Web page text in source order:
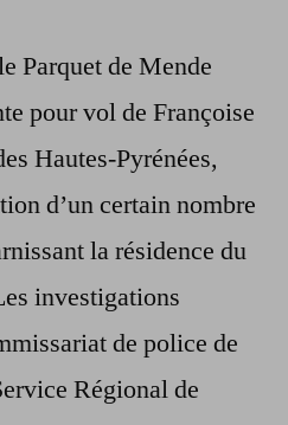
Parquet de Mende
pour vol de Françoise
Hautes-Pyrénées,
d’un certain nombre
la résidence du
investigations
de police de
Régional de